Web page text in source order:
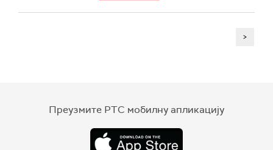
>
Преузмите РТС мобилну апликацију